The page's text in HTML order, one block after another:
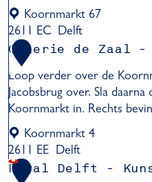
-
K
u
n
s
t
o
u
t
C
e
n
t
r
u
m
e
l
f
Koornmarkt 67
2611 EC Delft
M
s
e
u
m
P
a
1
6
Galerie de Zaal -
Loop verder over de
Jacobsbrug over. Sla
Koornmarkt in. Rechts
Koornmarkt 4
2611 EE Delft
G
1Royal Delft -